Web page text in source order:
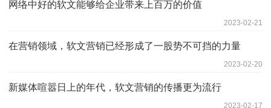
网络中好的软文能够给企业带来上百万的价值
2023-02-21
在营销领域，软文营销已经形成了一股势不可挡的力量
2023-02-20
新媒体喧嚣日上的年代，软文营销的传播更为流行
2023-02-17